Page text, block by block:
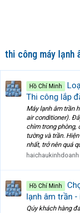
thi công máy lạnh
Hồ Chí Minh
Thi công lắp
Máy lạnh âm trần
air conditioner).
chìm trong phòng,
tường và trần.
nhất, trở nên quá
haichaukinhdoanh
Hồ Chí Minh
lạnh âm trần -
Qúy khách hàng